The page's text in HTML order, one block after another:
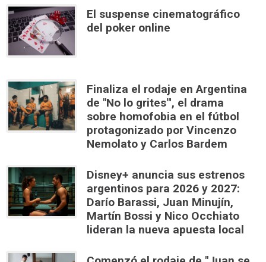
El suspense cinematográfico
del poker online
Finaliza el rodaje en Argentina
de "No lo grites"', el drama
sobre homofobia en el fútbol
protagonizado por Vincenzo
Nemolato y Carlos Bardem
Disney+ anuncia sus estrenos
argentinos para 2026 y 2027:
Darío Barassi, Juan Minujín,
Martín Bossi y Nico Occhiato
lideran la nueva apuesta local